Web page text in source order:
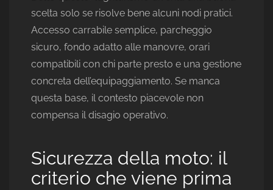
scelta solo se risolve bene alcuni nodi pratici.
Accesso carrabile semplice, parcheggio
sicuro, fondo adatto alle manovre, orari
compatibili con chi parte presto e una gestione
concreta dell’equipaggiamento. Se manca
questa base, il contesto piacevole non
compensa il disagio operativo.
Sicurezza della moto: il
criterio che viene prima